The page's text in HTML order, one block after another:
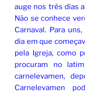
auge nos três dias
Não se conhece
Carnaval. Para
dia em que
pela Igreja, como
procuram no
carnelevamen,
Carnelevamen